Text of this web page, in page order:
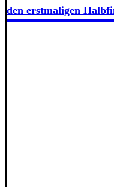
den erstmaligen